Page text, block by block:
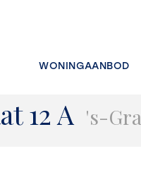
WONINGAANBOD
12 A 's-